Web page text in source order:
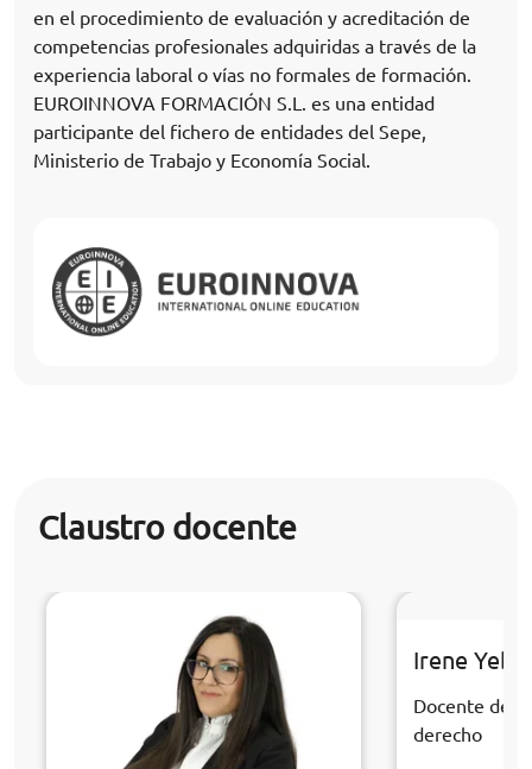
en el procedimiento de evaluación y acreditación de
competencias profesionales adquiridas a través de la
experiencia laboral o vías no formales de formación.
EUROINNOVA FORMACIÓN S.L. es una entidad
participante del fichero de entidades del Sepe,
Ministerio de Trabajo y Economía Social.
Claustro docente
Irene
Docente de
derecho